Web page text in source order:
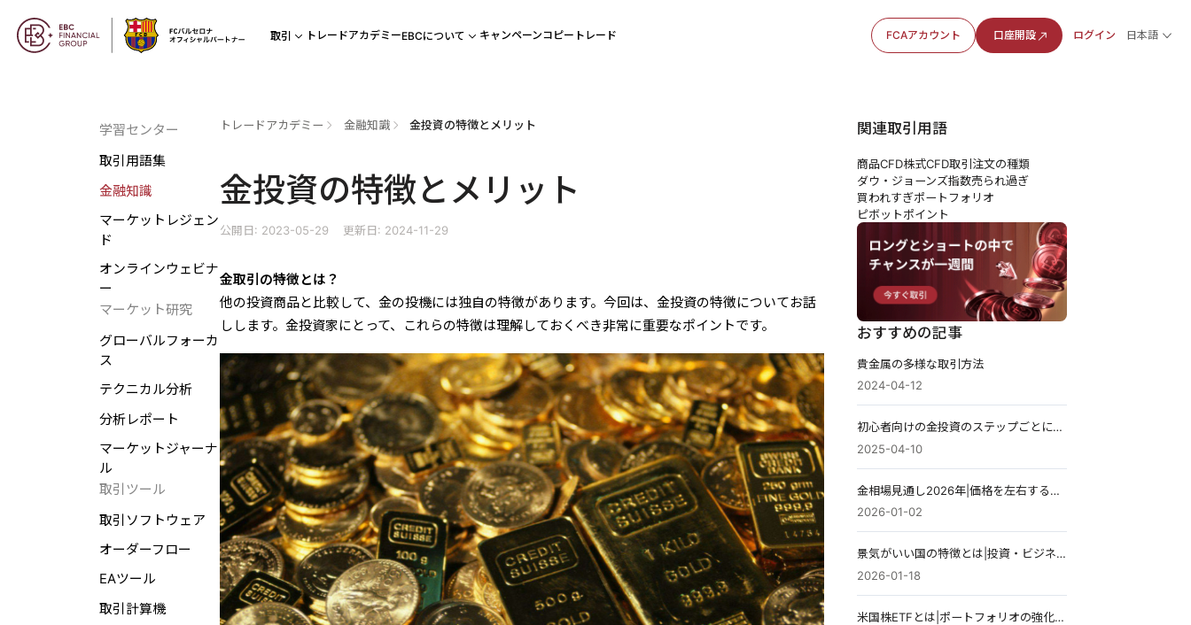
取引 トレードアカデミーEBCについて キャンペーンコピートレード FCAアカウント 口座開設 ログイン 日本語
学習センター
取引用語集
金融知識
マーケットレジェン
ド
オンラインウェビナ
ー
マーケット研究
グローバルフォーカ
ス
テクニカル分析
分析レポート
マーケットジャーナ
ル
取引ツール
取引ソフトウェア
オーダーフロー
EAツール
取引計算機
トレードアカデミー 金融知識 金投資の特徴とメリット
金投資の特徴とメリット
公開日: 2023-05-29 更新日: 2024-11-29
金取引の特徴とは？
他の投資商品と比較して、金の投機には独自の特徴があります。今回は、金投資の特徴についてお話
しします。金投資家にとって、これらの特徴は理解しておくべき非常に重要なポイントです。
関連取引用語
商品CFD株式CFD取引注文の種類
ダウ・ジョーンズ指数売られ過ぎ
買われすぎポートフォリオ
ピボットポイント
おすすめの記事
貴金属の多様な取引方法
2024-04-12
初心者向けの金投資のステップごとに徹底解説
2025-04-10
金相場見通し2026年|価格を左右する要因と中長期予測
2026-01-02
景気がいい国の特徴とは|投資・ビジネス視点で徹底分析
2026-01-18
米国株ETFとは|ポートフォリオの強化金融デリバティブ